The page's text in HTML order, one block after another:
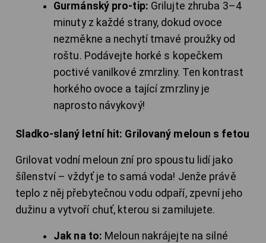
Gurmánský pro-tip: Grilujte zhruba 3–4
minuty z každé strany, dokud ovoce
nezměkne a nechytí tmavé proužky od
roštu. Podávejte horké s kopečkem
poctivé vanilkové zmrzliny. Ten kontrast
horkého ovoce a tající zmrzliny je
naprosto návykový!
Sladko-slaný letní hit: Grilovaný meloun s fetou
Grilovat vodní meloun zní pro spoustu lidí jako
šílenství – vždyť je to samá voda! Jenže právě
teplo z něj přebytečnou vodu odpaří, zpevní jeho
dužinu a vytvoří chuť, kterou si zamilujete.
Jak na to: Meloun nakrájejte na silné